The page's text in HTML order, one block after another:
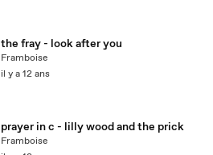
the fray - look after you
Framboise
il y a 12 ans
prayer in c - lilly wood and the prick
Framboise